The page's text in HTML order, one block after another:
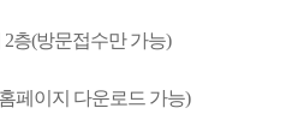
층(방문접수만 가능)
페이지 다운로드 가능)